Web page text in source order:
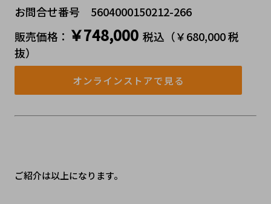
お問合せ番号 5604000150212-266
販売価格： ￥748,000 税込（￥680,000 税
抜）
オンラインストアで見る
ご紹介は以上になります。